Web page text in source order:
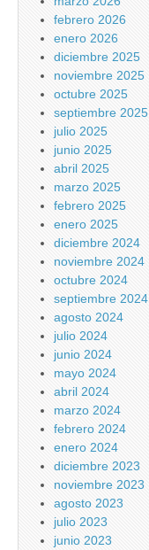
febrero 2026
enero 2026
diciembre 2025
noviembre 2025
octubre 2025
septiembre 2025
julio 2025
junio 2025
abril 2025
marzo 2025
febrero 2025
enero 2025
diciembre 2024
noviembre 2024
octubre 2024
septiembre 2024
agosto 2024
julio 2024
junio 2024
mayo 2024
abril 2024
marzo 2024
febrero 2024
enero 2024
diciembre 2023
noviembre 2023
agosto 2023
julio 2023
junio 2023